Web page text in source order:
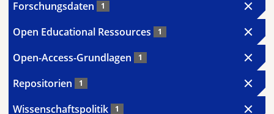
Forschungsdaten 1
Open Educational Ressources 1
Open-Access-Grundlagen 1
Repositorien 1
Wissenschaftspolitik 1